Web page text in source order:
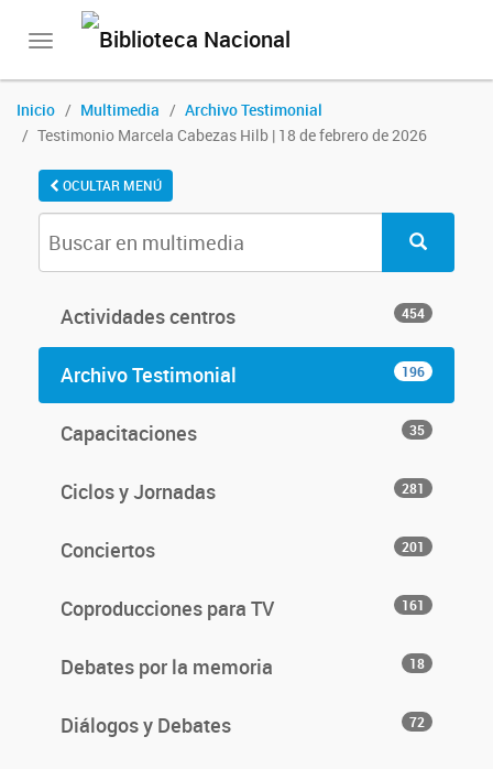
Toggle
Inicio Multimedia
Archivo Testimonial
Testimonio Marcela Cabezas Hilb | 18 de febrero de 2026
OCULTAR MENÚ
Actividades centros 454
Archivo Testimonial 196
Capacitaciones 35
Ciclos y Jornadas 281
Conciertos 201
Coproducciones para TV 161
Debates por la memoria 18
Diálogos y Debates 72